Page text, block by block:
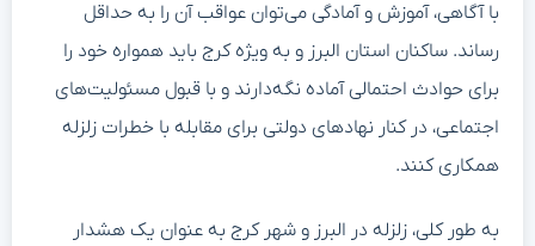
با آگاهی، آموزش و آمادگی می‌توان عواقب آن را به حداقل
رساند. ساکنان استان البرز و به ویژه کرج باید همواره خود را
برای حوادث احتمالی آماده نگه‌دارند و با قبول مسئولیت‌های
اجتماعی، در کنار نهادهای دولتی برای مقابله با خطرات زلزله
همکاری کنند.
به طور کلی، زلزله در البرز و شهر کرج به عنوان یک هشدار